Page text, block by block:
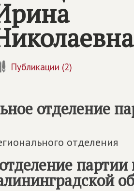
Публикации (2)
отделение
отделения